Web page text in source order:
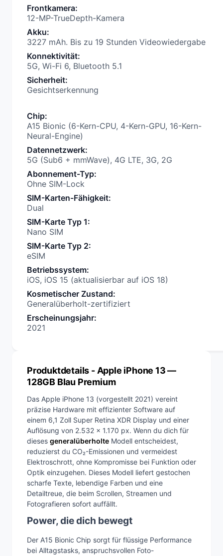
Frontkamera:
12-MP-TrueDepth-Kamera
Akku:
3227 mAh. Bis zu 19 Stunden Videowiedergabe
Konnektivität:
5G, Wi-Fi 6, Bluetooth 5.1
Sicherheit:
Gesichtserkennung
Chip:
A15 Bionic (6-Kern-CPU, 4-Kern-GPU, 16-Kern-
Neural-Engine)
Datennetzwerk:
5G (Sub6 + mmWave), 4G LTE, 3G, 2G
Abonnement-Typ:
Ohne SIM-Lock
SIM-Karten-Fähigkeit:
Dual
SIM-Karte Typ 1:
Nano SIM
SIM-Karte Typ 2:
eSIM
Betriebssystem:
iOS, iOS 15 (aktualisierbar auf iOS 18)
Kosmetischer Zustand:
Generalüberholt-zertifiziert
Erscheinungsjahr:
2021
Produktdetails - Apple iPhone 13 —
128GB Blau Premium
Das Apple iPhone 13 (vorgestellt 2021) vereint
präzise Hardware mit effizienter Software auf
einem 6,1 Zoll Super Retina XDR Display und einer
Auflösung von 2.532 x 1.170 px. Wenn du dich für
dieses generalüberholte Modell entscheidest,
reduzierst du CO₂-Emissionen und vermeidest
Elektroschrott, ohne Kompromisse bei Funktion oder
Optik einzugehen. Dieses Modell liefert gestochen
scharfe Texte, lebendige Farben und eine
Detailtreue, die beim Scrollen, Streamen und
Fotografieren sofort auffällt.
Power, die dich bewegt
Der A15 Bionic Chip sorgt für flüssige Performance
bei Alltagstasks, anspruchsvollen Foto-